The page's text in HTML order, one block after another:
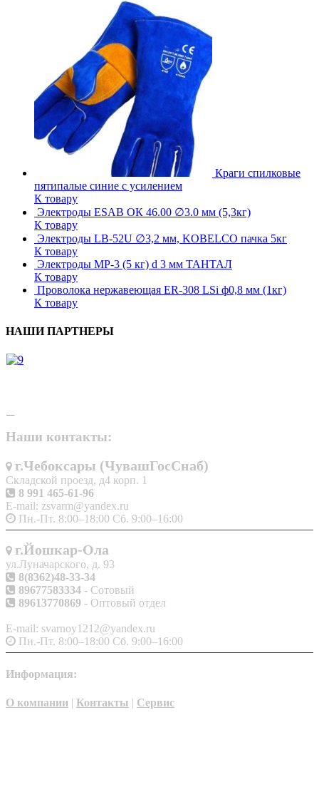
Краги спилковые
пятипалые синие с усилением
К товару
Электроды ESAB ОК 46.00 ∅3.0 мм (5,3кг)
К товару
Электроды LB-52U ∅3,2 мм, KOBELCO пачка 5кг
К товару
Электроды МР-3 (5 кг) d 3 мм ТАНТАЛ
К товару
Проволока нержавеющая ER-308 LSi ф0,8 мм (1кг)
К товару
НАШИ ПАРТНЕРЫ
Наши контакты:
г.Чебоксары (ЧувашГосСнаб)
Складской проезд, д4 корп. 1
8 991 465-61-96
E-mail: zsvarm@yandex.ru
Пн.-Пт. 8:00–18:00 Сб. 9:00–16:00
г.Йошкар-Ола
ул.Луначарского, д. 93
8(8362)48-33-34
89677583334 - Сотовый
89613770869 - Оптовый отдел
E-mail: svarnoy1212@yandex.ru
Пн.-Пт. 8:00–18:00 Сб. 9:00–16:00
Информация:
О компании | Контакты | Сервис